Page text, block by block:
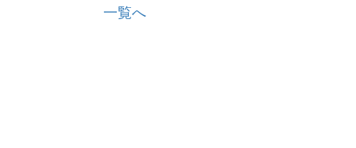
一覧へ